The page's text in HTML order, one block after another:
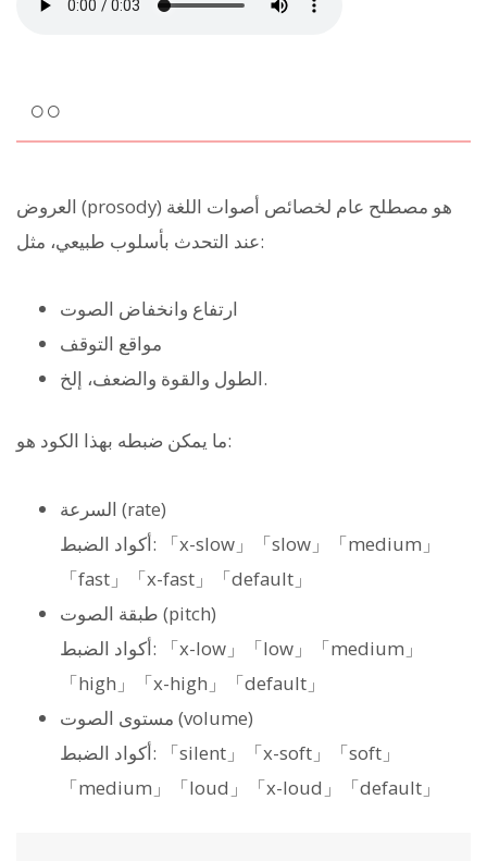
○○
العروض (prosody) هو مصطلح عام لخصائص أصوات اللغة
عند التحدث بأسلوب طبيعي، مثل:
ارتفاع وانخفاض الصوت
مواقع التوقف
الطول والقوة والضعف، إلخ.
ما يمكن ضبطه بهذا الكود هو:
السرعة (rate)
أكواد الضبط: 「x-slow」「slow」「medium」
「fast」「x-fast」「default」
طبقة الصوت (pitch)
أكواد الضبط: 「x-low」「low」「medium」
「high」「x-high」「default」
مستوى الصوت (volume)
أكواد الضبط: 「silent」「x-soft」「soft」
「medium」「loud」「x-loud」「default」